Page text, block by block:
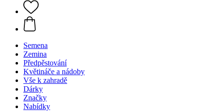
Semena
Zemina
Předpěstování
Květináče a nádoby
Vše k zahradě
Dárky
Značky
Nabídky